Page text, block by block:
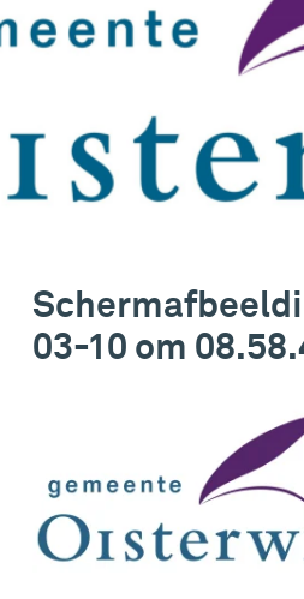
03-10 om